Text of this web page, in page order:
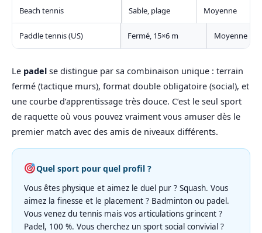
Beach tennis Sable, plage Moyenne
Paddle tennis (US) Fermé, 15×6 m Moyenne
Le padel se distingue par sa combinaison unique : terrain
fermé (tactique murs), format double obligatoire (social), et
une courbe d’apprentissage très douce. C’est le seul sport
de raquette où vous pouvez vraiment vous amuser dès le
premier match avec des amis de niveaux différents.
Quel sport pour quel profil ?
Vous êtes physique et aimez le duel pur ? Squash. Vous
aimez la finesse et le placement ? Badminton ou padel.
Vous venez du tennis mais vos articulations grincent ?
Padel, 100 %. Vous cherchez un sport social convivial ?